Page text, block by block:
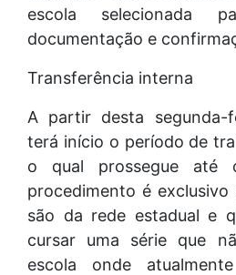
escola selecionada
documentação e
Transferência interna
A partir desta segunda-
terá início o período de
o qual prossegue
procedimento é exclusivo
são da rede estadual e
cursar uma série que
escola onde